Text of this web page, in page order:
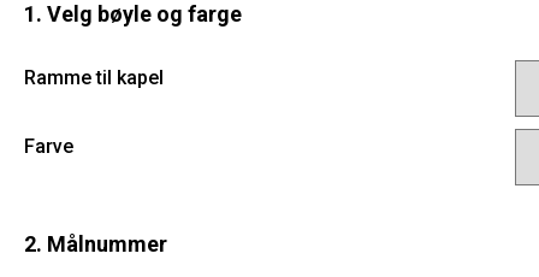
1. Velg bøyle og farge
Ramme til kapel
Farve
2. Målnummer